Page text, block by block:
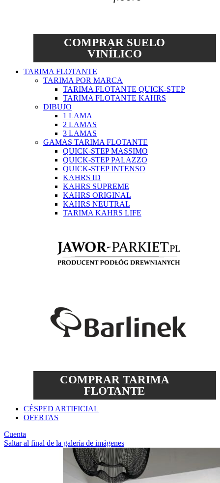
COMPRAR SUELO
VINÍLICO
TARIMA FLOTANTE
TARIMA POR MARCA
TARIMA FLOTANTE QUICK-STEP
TARIMA FLOTANTE KAHRS
DIBUJO
1 LAMA
2 LAMAS
3 LAMAS
GAMAS TARIMA FLOTANTE
QUICK-STEP MASSIMO
QUICK-STEP PALAZZO
QUICK-STEP INTENSO
KAHRS ID
KAHRS SUPREME
KAHRS ORIGINAL
KAHRS NEUTRAL
TARIMA KAHRS LIFE
COMPRAR TARIMA
FLOTANTE
CÉSPED ARTIFICIAL
OFERTAS
Cuenta
Saltar al final de la galería de imágenes